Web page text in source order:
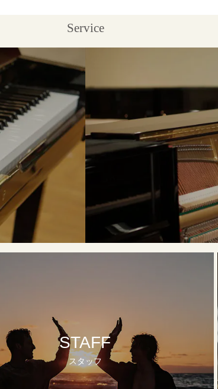
Service
STAFF
スタッフ